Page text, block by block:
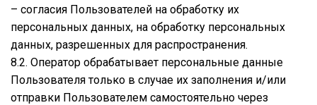
– согласия Пользователей на обработку их
персональных данных, на обработку персональных
данных, разрешенных для распространения.
8.2. Оператор обрабатывает персональные данные
Пользователя только в случае их заполнения и/или
отправки Пользователем самостоятельно через